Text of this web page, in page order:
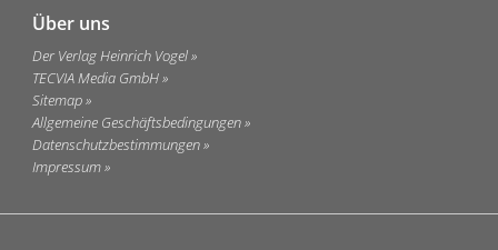
Über uns
Der Verlag Heinrich Vogel
TECVIA Media GmbH
Sitemap
Allgemeine Geschäftsbedingungen
Datenschutzbestimmungen
Impressum